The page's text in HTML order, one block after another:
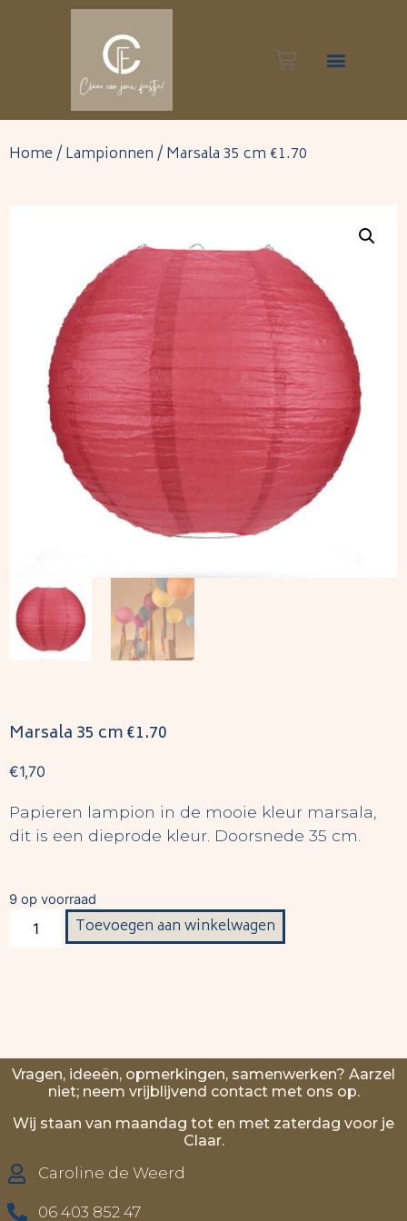
Home/Lampionnen/ Marsala 35 cm €1.70
Marsala 35 cm €1.70
€1,70
Papieren lampion in de mooie kleur marsala,
dit is een dieprode kleur. Doorsnede 35 cm.
9 op voorraad
Toevoegen aan winkelwagen
Vragen, ideeën, opmerkingen, samenwerken? Aarzel
niet; neem vrijblijvend contact met ons op.
Wij staan van maandag tot en met zaterdag voor je
Claar.
Caroline de Weerd
06 403 852 47